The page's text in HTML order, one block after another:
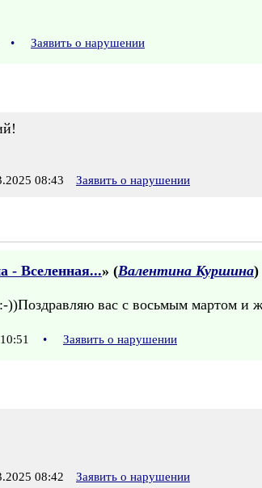
• Заявить о нарушении
08:43 Заявить о нарушении
- Вселенная...» (Валентина Куршина)
))Поздравляю вас с восьмым мартом и
• Заявить о нарушении
08:42 Заявить о нарушении